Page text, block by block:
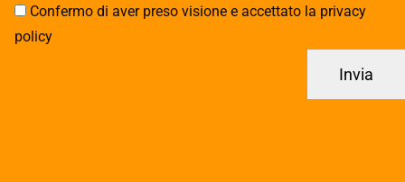
Confermo di aver preso visione e accettato la privacy
policy